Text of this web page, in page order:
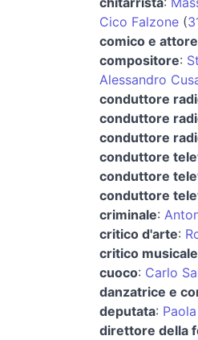
Cico Falzone(
comico e attore
compositore:
Alessandro
conduttore
conduttore
conduttore
conduttore
conduttore
conduttore
criminale:
critico d'arte:
critico
cuoco: Carlo
danzatrice e
deputata:
direttore della